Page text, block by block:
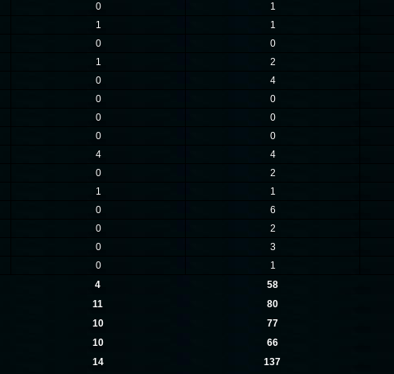
0
1
1
1
0
0
1
2
0
4
0
0
0
0
0
0
4
4
0
2
1
1
0
6
0
2
0
3
0
1
4
58
11
80
10
77
10
66
14
137